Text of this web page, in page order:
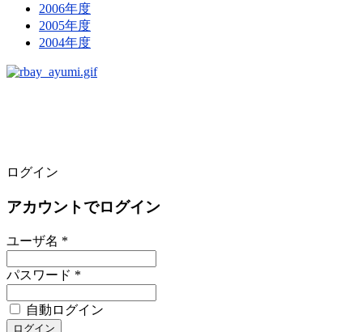
2006年度
2005年度
2004年度
ログイン
アカウントでログイン
ユーザ名 *
パスワード *
自動ログイン